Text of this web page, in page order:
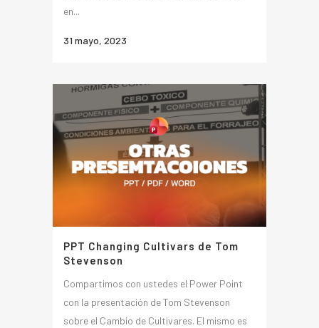
en...
31 mayo, 2023
PPT Changing Cultivars de Tom
Stevenson
Compartimos con ustedes el Power Point
con la presentación de Tom Stevenson
sobre el Cambio de Cultivares. El mismo es